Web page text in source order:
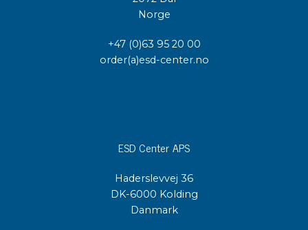
Norge
+47 (0)63 95 20 00
order(a)esd-center.no
ESD Center APS
Haderslevvej 36
DK-6000 Kolding
Danmark